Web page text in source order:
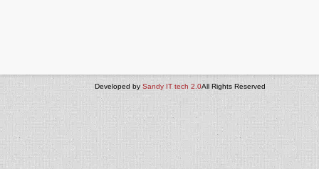
Developed bySandy IT tech 2.0All Rights Reserved